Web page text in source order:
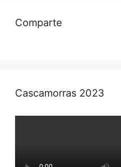
Comparte
Cascamorras 2023